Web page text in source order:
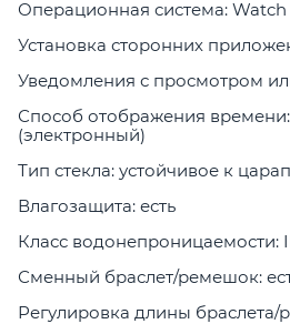
Операционная система: Watch
Установка сторонних
Уведомления с просмотром
Способ отображения
(электронный)
Тип стекла: устойчивое к
Влагозащита: есть
Класс водонепроницаемости:
Сменный браслет/ремешок:
Регулировка длины браслета/